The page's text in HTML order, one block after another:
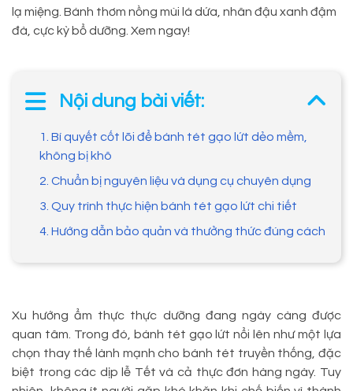
lạ miệng. Bánh thơm nồng mùi lá dứa, nhân đậu xanh đậm
đà, cực kỳ bổ dưỡng. Xem ngay!
Nội dung bài viết:
1. Bí quyết cốt lõi để bánh tét gạo lứt dẻo mềm,
không bị khô
2. Chuẩn bị nguyên liệu và dụng cụ chuyên dụng
3. Quy trình thực hiện bánh tét gạo lứt chi tiết
4. Hướng dẫn bảo quản và thưởng thức đúng cách
Xu hướng ẩm thực thực dưỡng đang ngày càng được
quan tâm. Trong đó, bánh tét gạo lứt nổi lên như một lựa
chọn thay thế lành mạnh cho bánh tét truyền thống, đặc
biệt trong các dịp lễ Tết và cả thực đơn hàng ngày. Tuy